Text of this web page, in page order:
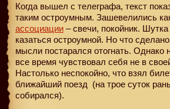
Когда вышел с телеграфа, текст
таким остроумным. Зашевелились
ассоциации – свечи, покойник.
казаться остроумной. Но что
мысли постарался отогнать.
все время чувствовал себя не в
Настолько неспокойно, что взял
ближайший поезд (на трое суток
собирался).